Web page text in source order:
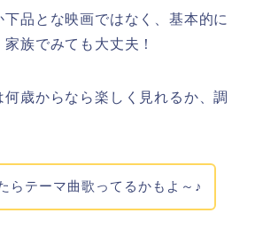
下品とな映画ではなく、基本的に
族でみても大丈夫！
歳からなら楽しく見れるか、調
らテーマ曲歌ってるかもよ～♪